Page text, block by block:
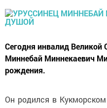
Сегодня инвалид Великой
Миннебай Миннекаевич
рождения.
Он родился в